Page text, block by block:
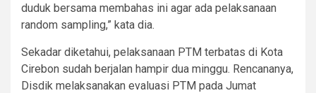
duduk bersama membahas ini agar ada pelaksanaan
random sampling,” kata dia.
Sekadar diketahui, pelaksanaan PTM terbatas di Kota
Cirebon sudah berjalan hampir dua minggu. Rencananya,
Disdik melaksanakan evaluasi PTM pada Jumat